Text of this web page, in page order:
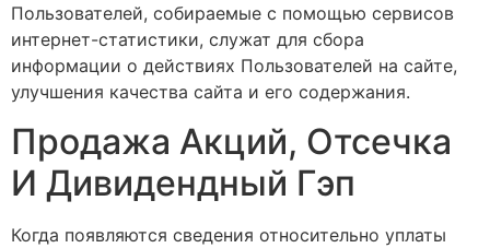
Пользователей, собираемые с помощью сервисов
интернет-статистики, служат для сбора
информации о действиях Пользователей на сайте,
улучшения качества сайта и его содержания.
Продажа Акций, Отсечка
И Дивидендный Гэп
Когда появляются сведения относительно уплаты